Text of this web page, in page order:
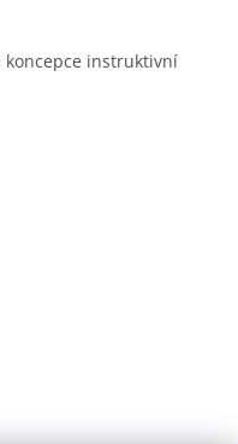
koncepce instruktivní